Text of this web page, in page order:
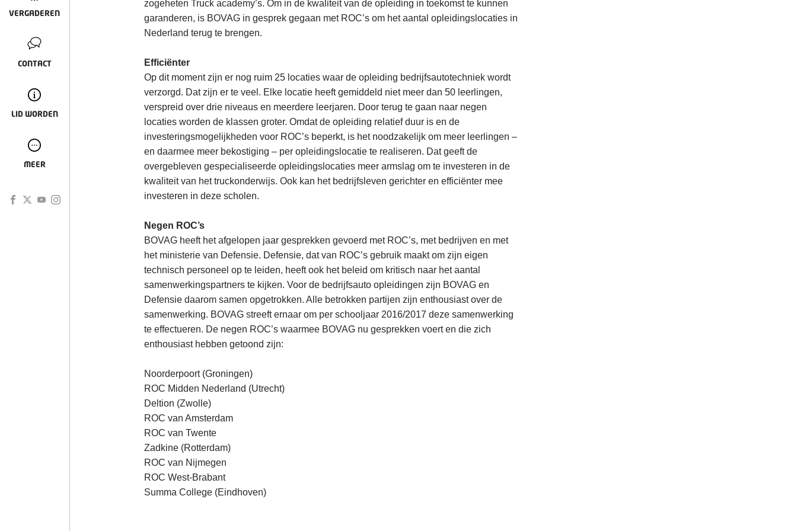
VERGADEREN
CONTACT
LID WORDEN
MEER
zogeheten Truck academy’s. Om in de kwaliteit van de opleiding in toekomst te kunnen
garanderen, is BOVAG in gesprek gegaan met ROC’s om het aantal opleidingslocaties in
Nederland terug te brengen.
Efficiënter
Op dit moment zijn er nog ruim 25 locaties waar de opleiding bedrijfsautotechniek wordt
verzorgd. Dat zijn er te veel. Elke locatie heeft gemiddeld niet meer dan 50 leerlingen,
verspreid over drie niveaus en meerdere leerjaren. Door terug te gaan naar negen
locaties worden de klassen groter. Omdat de opleiding relatief duur is en de
investeringsmogelijkheden voor ROC’s beperkt, is het noodzakelijk om meer leerlingen –
en daarmee meer bekostiging – per opleidingslocatie te realiseren. Dat geeft de
overgebleven gespecialiseerde opleidingslocaties meer armslag om te investeren in de
kwaliteit van het truckonderwijs. Ook kan het bedrijfsleven gerichter en efficiënter mee
investeren in deze scholen.
Negen ROC’s
BOVAG heeft het afgelopen jaar gesprekken gevoerd met ROC’s, met bedrijven en met
het ministerie van Defensie. Defensie, dat van ROC’s gebruik maakt om zijn eigen
technisch personeel op te leiden, heeft ook het beleid om kritisch naar het aantal
samenwerkingspartners te kijken. Voor de bedrijfsauto opleidingen zijn BOVAG en
Defensie daarom samen opgetrokken. Alle betrokken partijen zijn enthousiast over de
samenwerking. BOVAG streeft ernaar om per schooljaar 2016/2017 deze samenwerking
te effectueren. De negen ROC’s waarmee BOVAG nu gesprekken voert en die zich
enthousiast hebben getoond zijn:
Noorderpoort (Groningen)
ROC Midden Nederland (Utrecht)
Deltion (Zwolle)
ROC van Amsterdam
ROC van Twente
Zadkine (Rotterdam)
ROC van Nijmegen
ROC West-Brabant
Summa College (Eindhoven)